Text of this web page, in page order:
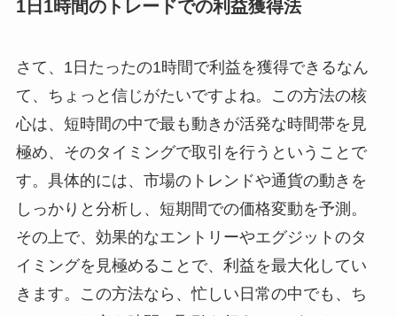
1日1時間のトレードでの利益獲得法
さて、1日たったの1時間で利益を獲得できるなん
て、ちょっと信じがたいですよね。この方法の核
心は、短時間の中で最も動きが活発な時間帯を見
極め、そのタイミングで取引を行うということで
す。具体的には、市場のトレンドや通貨の動きを
しっかりと分析し、短期間での価格変動を予測。
その上で、効果的なエントリーやエグジットのタ
イミングを見極めることで、利益を最大化してい
きます。この方法なら、忙しい日常の中でも、ち